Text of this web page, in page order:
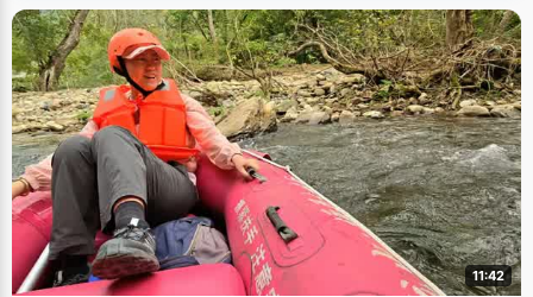
11:42